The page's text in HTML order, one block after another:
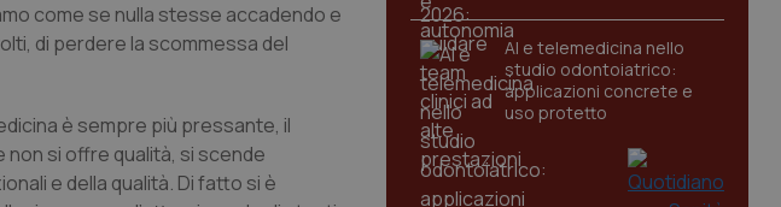
come se nulla stesse accadendo e
di perdere la scommessa del
è sempre più pressante, il
si offre qualità, si scende
e della qualità. Di fatto si è
AI e telemedicina nello
studio odontoiatrico:
applicazioni concrete e
uso protetto